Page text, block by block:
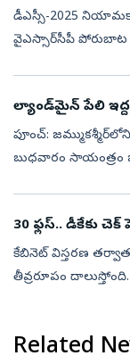
డీఎస్సీ-2025
వైఎస్సార్‌సీపీ
ల్యాండ్‌మైన్ పేలి
పూంచ్:
బుధవారం సాయంత్రం
30 ఫ్లస్‌.. డీకేకు
కేబినెట్‌ విస్తరణ
తీవ్రరూపం
Related